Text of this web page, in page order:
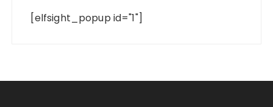
[elfsight_popup id="1"]